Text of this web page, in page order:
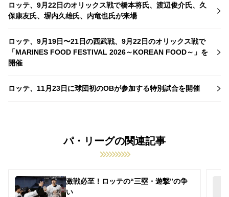
ロッテ、9月22日のオリックス戦で橋本将氏、渡辺俊介氏、久
保康友氏、塀内久雄氏、内竜也氏が来場
ロッテ、9月19日〜21日の西武戦、9月22日のオリックス戦で
「MARINES FOOD FESTIVAL 2026～KOREAN FOOD～」を
開催
ロッテ、11月23日に球団初のOBが参加する特別試合を開催
パ・リーグの関連記事
激戦必至！ロッテの“三塁・遊撃”の争
い